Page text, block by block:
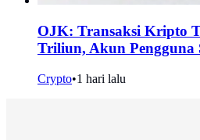
OJK: Transaksi Kripto
Triliun, Akun Pengguna
Crypto•1 hari lalu